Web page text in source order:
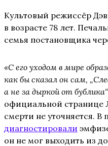
Культовый режиссёр
в возрасте 78 лет.
семья постановщика
«С его уходом в мире
как бы сказал он сам,
а не за дыркой от
официальной странице
смерти не уточняется.
диагностировали
он не мог выходить из